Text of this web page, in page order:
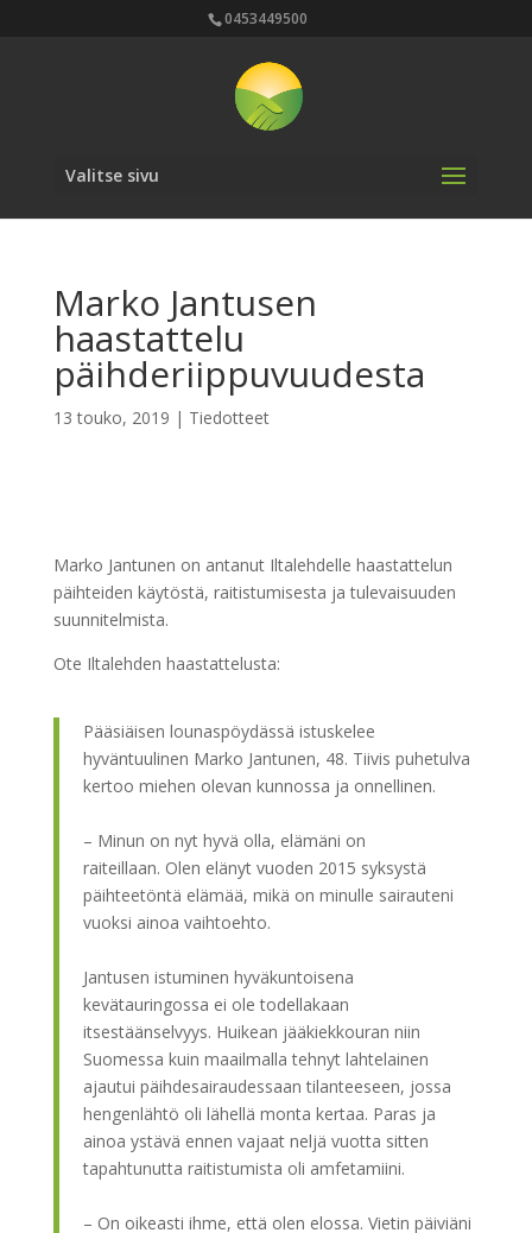
0453449500
Valitse sivu
Marko Jantusen
haastattelu
päihderiippuvuudesta
13 touko, 2019 | Tiedotteet
Marko Jantunen on antanut Iltalehdelle haastattelun
päihteiden käytöstä, raitistumisesta ja tulevaisuuden
suunnitelmista.
Ote Iltalehden haastattelusta:
Pääsiäisen lounaspöydässä istuskelee
hyväntuulinen Marko Jantunen, 48. Tiivis puhetulva
kertoo miehen olevan kunnossa ja onnellinen.
– Minun on nyt hyvä olla, elämäni on
raiteillaan. Olen elänyt vuoden 2015 syksystä
päihteetöntä elämää, mikä on minulle sairauteni
vuoksi ainoa vaihtoehto.
Jantusen istuminen hyväkuntoisena
kevätauringossa ei ole todellakaan
itsestäänselvyys. Huikean jääkiekkouran niin
Suomessa kuin maailmalla tehnyt lahtelainen
ajautui päihdesairaudessaan tilanteeseen, jossa
hengenlähtö oli lähellä monta kertaa. Paras ja
ainoa ystävä ennen vajaat neljä vuotta sitten
tapahtunutta raitistumista oli amfetamiini.
– On oikeasti ihme, että olen elossa. Vietin päiviäni